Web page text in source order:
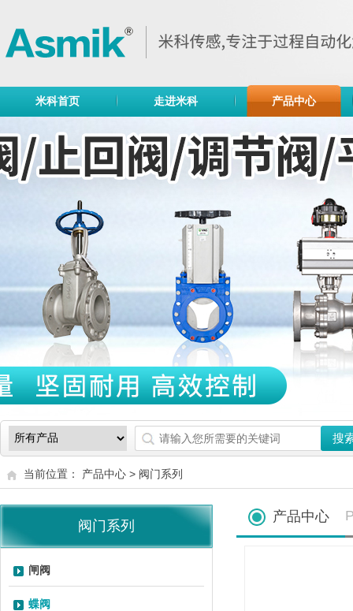
米科首页 走进米科 产品中心
当前位置： 产品中心 > 阀门系列
阀门系列
闸阀
蝶阀
产品中心